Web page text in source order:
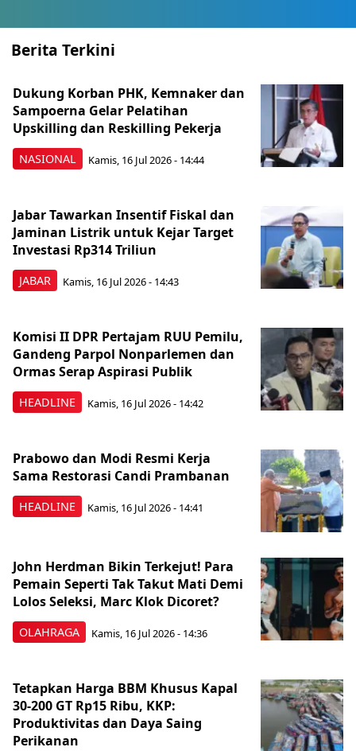
Berita Terkini
NASIONAL
Dukung Korban PHK, Kemnaker dan
Sampoerna Gelar Pelatihan
Upskilling dan Reskilling Pekerja
Kamis, 16 Jul 2026 - 14:44
JABAR
Jabar Tawarkan Insentif Fiskal dan
Jaminan Listrik untuk Kejar Target
Investasi Rp314 Triliun
Kamis, 16 Jul 2026 - 14:43
HEADLINE
Komisi II DPR Pertajam RUU Pemilu,
Gandeng Parpol Nonparlemen dan
Ormas Serap Aspirasi Publik
Kamis, 16 Jul 2026 - 14:42
HEADLINE
Prabowo dan Modi Resmi Kerja
Sama Restorasi Candi Prambanan
Kamis, 16 Jul 2026 - 14:41
OLAHRAGA
John Herdman Bikin Terkejut! Para
Pemain Seperti Tak Takut Mati Demi
Lolos Seleksi, Marc Klok Dicoret?
Kamis, 16 Jul 2026 - 14:36
Tetapkan Harga BBM Khusus Kapal
30-200 GT Rp15 Ribu, KKP:
Produktivitas dan Daya Saing
Perikanan